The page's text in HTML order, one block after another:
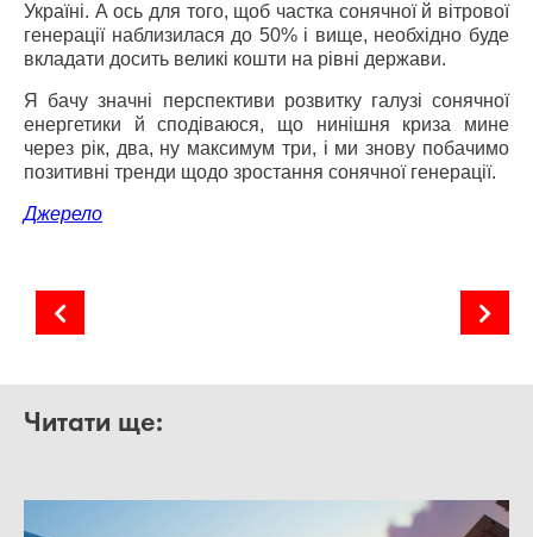
Україні. А ось для того, щоб частка сонячної й вітрової
генерації наблизилася до 50% і вище, необхідно буде
вкладати досить великі кошти на рівні держави.
Я бачу значні перспективи розвитку галузі сонячної
енергетики й сподіваюся, що нинішня криза мине
через рік, два, ну максимум три, і ми знову побачимо
позитивні тренди щодо зростання сонячної генерації.
Джерело
Читати ще: